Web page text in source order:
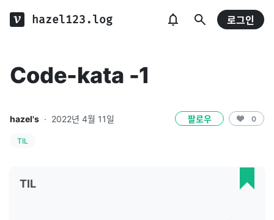
hazel123.log 로그인
Code-kata -1
hazel's · 2022년 4월 11일 팔로우 0
TIL
TIL